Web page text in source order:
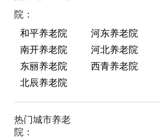
院：
和平养老院
河东养老院
南开养老院
河北养老院
东丽养老院
西青养老院
北辰养老院
热门城市养老
院：